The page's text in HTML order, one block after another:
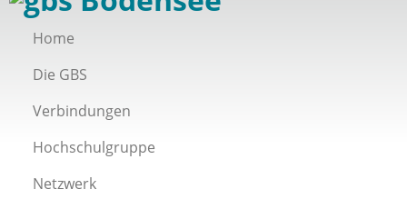
Home
Die GBS
Verbindungen
Hochschulgruppe
Netzwerk